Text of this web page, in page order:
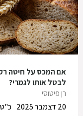
אם המכס על חיטה
לבטל אותו לגמרי?
רן פיטוסי
20 דצמבר 2025